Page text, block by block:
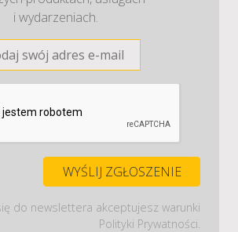
i wydarzeniach.
do newslettera akceptujesz warunki
Polityki Prywatności.